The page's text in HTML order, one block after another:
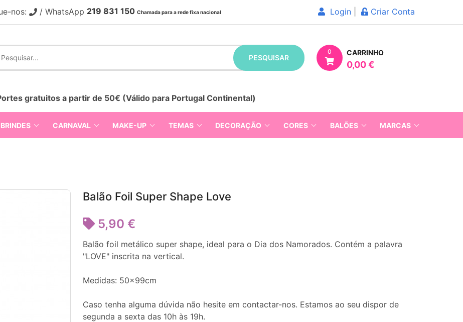
nos: / WhatsApp 219 831 150 Chamada para a rede fixa nacional Login Criar Conta
PESQUISAR
0 CARRINHO
0,00 €
gratuitos a partir de 50€ (Válido para Portugal Continental)
BRINDES CARNAVAL MAKE-UP TEMAS DECORAÇÃO CORES BALÕES MARCAS
Balão Foil Super Shape Love
5,90 €
Balão foil metálico super shape, ideal para o Dia dos Namorados. Contém a palavra
"LOVE" inscrita na vertical.
Medidas: 50x99cm
Caso tenha alguma dúvida não hesite em contactar-nos. Estamos ao seu dispor de
segunda a sexta das 10h às 19h.